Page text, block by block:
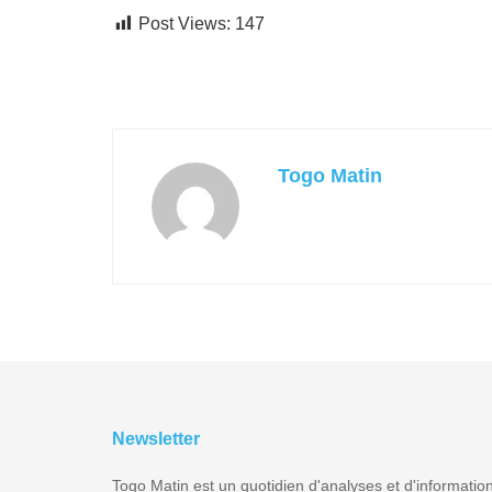
Post Views: 147
Togo Matin
Newsletter
Togo Matin est un quotidien d'analyses et